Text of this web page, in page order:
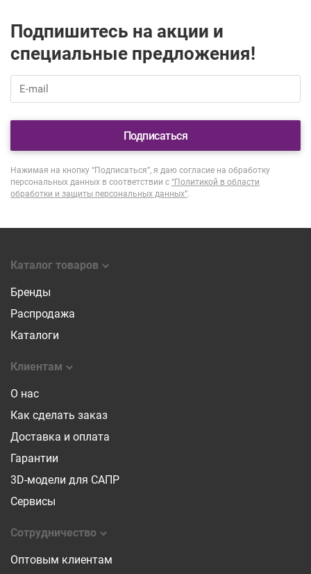
Подпишитесь на акции и
специальные предложения!
Подписаться
Нажимая на кнопку “Подписаться”, я даю согласие на обработку
персональных данных в соответствии с “Политикой в области
обработки и защиты персональных данных”.
Каталог товаров
Бренды
Распродажа
Каталоги
Клиентам
О нас
Как сделать заказ
Доставка и оплата
Гарантии
3D-модели для САПР
Сервисы
Сотрудничество
Оптовым клиентам